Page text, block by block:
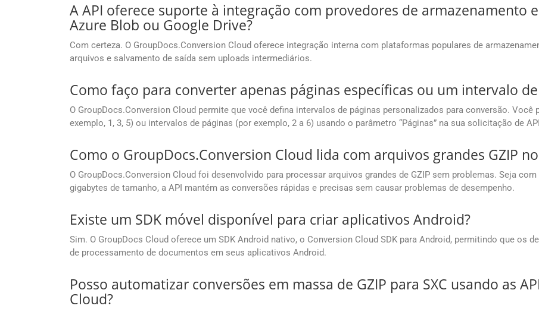
A API oferece suporte à integração com provedores de armazenamento
Azure Blob ou Google Drive?
Com certeza. O GroupDocs.Conversion Cloud oferece integração interna com plataformas populares de
arquivos e salvamento de saída sem uploads intermediários.
Como faço para converter apenas páginas específicas ou um intervalo de
O GroupDocs.Conversion Cloud permite que você defina intervalos de páginas personalizados para conversão.
exemplo, 1, 3, 5) ou intervalos de páginas (por exemplo, 2 a 6) usando o parâmetro “Páginas” na sua solicitação de
Como o GroupDocs.Conversion Cloud lida com arquivos grandes GZIP
O GroupDocs.Conversion Cloud foi desenvolvido para processar arquivos grandes de GZIP sem problemas. Seja
gigabytes de tamanho, a API mantém as conversões rápidas e precisas sem causar problemas de desempenho.
Existe um SDK móvel disponível para criar aplicativos Android?
Sim. O GroupDocs Cloud oferece um SDK Android nativo, o Conversion Cloud SDK para Android, permitindo que os
de processamento de documentos em seus aplicativos Android.
Posso automatizar conversões em massa de GZIP para SXC usando as
Cloud?